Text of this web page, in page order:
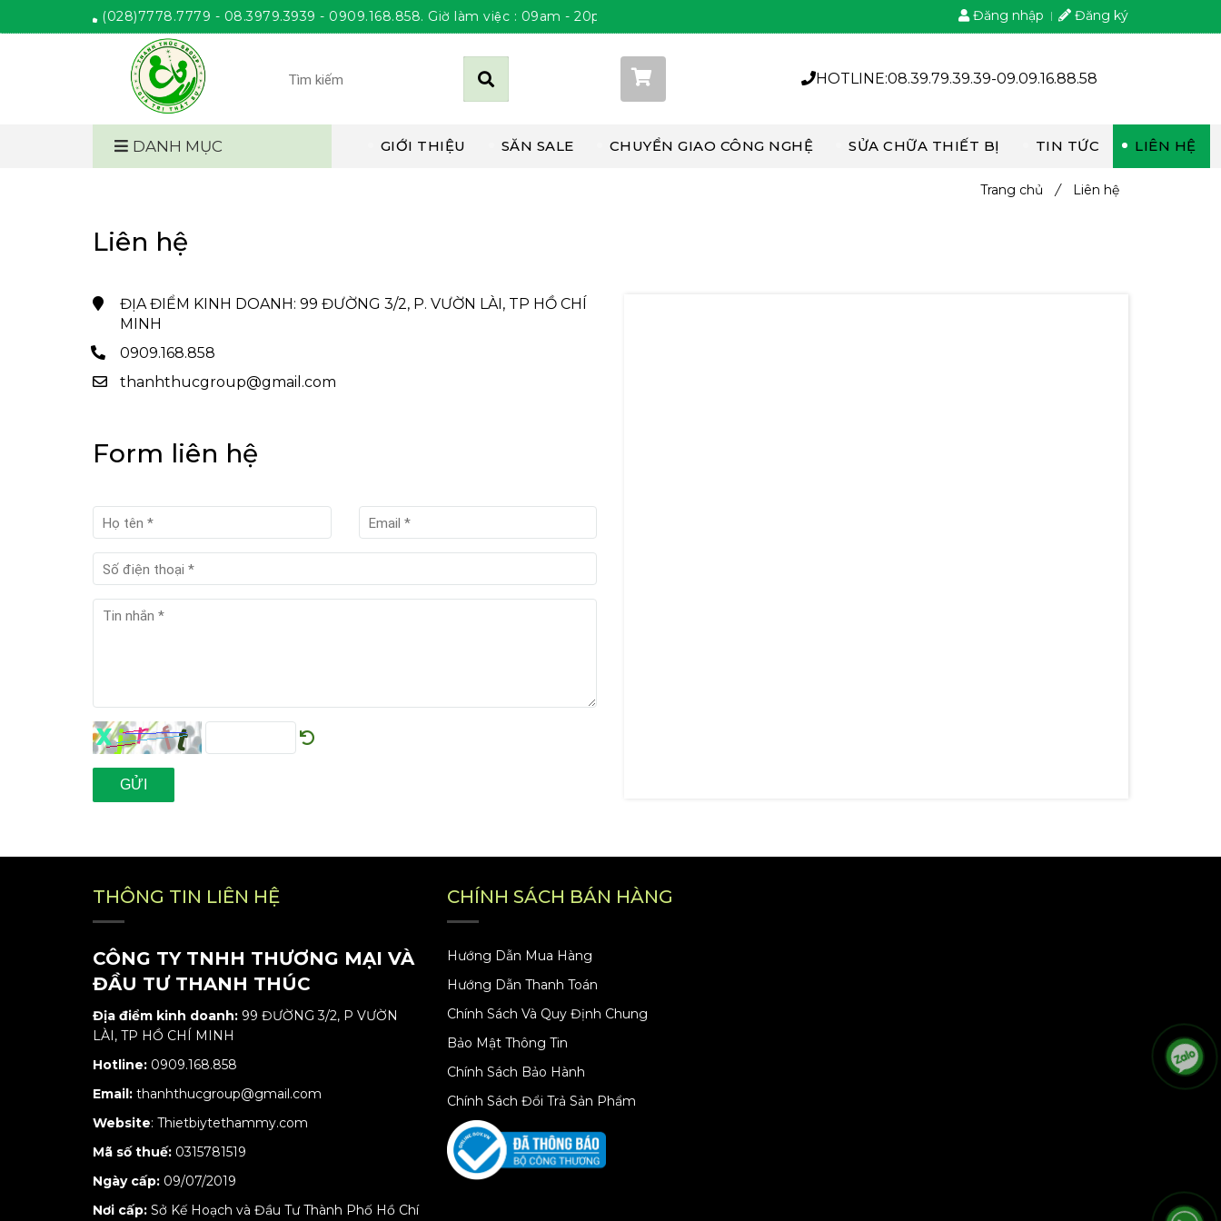
Liên hệ
ĐỊA ĐIỂM KINH DOANH: 99 ĐƯỜNG 3/2, P. VƯỜN LÀI, TP HỒ CHÍ
MINH
0909.168.858
thanhthucgroup@gmail.com
Form liên hệ
GỬI
Trang chủ / Liên hệ
(028)7778.7779 - 08.3979.3939 - 0909.168.858. Giờ làm việc : 09am - 20pm Thứ 2 đến Chủ Nhật Đăng nhập Đăng ký
HOTLINE:08.39.79.39.39-09.09.16.88.58
DANH MỤC GIỚI THIỆU SĂN SALE CHUYỂN GIAO CÔNG NGHỆ SỬA CHỮA THIẾT BỊ TIN TỨC LIÊN HỆ
THÔNG TIN LIÊN HỆ
CÔNG TY TNHH THƯƠNG MẠI VÀ
ĐẦU TƯ THANH THÚC
Địa điểm kinh doanh: 99 ĐƯỜNG 3/2, P VƯỜN
LÀI, TP HỒ CHÍ MINH
Hotline: 0909.168.858
Email: thanhthucgroup@gmail.com
Website: Thietbiytethammy.com
Mã số thuế: 0315781519
Ngày cấp: 09/07/2019
Nơi cấp: Sở Kế Hoạch và Đầu Tư Thành Phố Hồ Chí
CHÍNH SÁCH BÁN HÀNG
Hướng Dẫn Mua Hàng
Hướng Dẫn Thanh Toán
Chính Sách Và Quy Định Chung
Bảo Mật Thông Tin
Chính Sách Bảo Hành
Chính Sách Đổi Trả Sản Phẩm